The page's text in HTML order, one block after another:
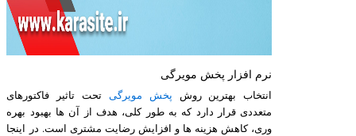
نرم افزار پخش مویرگی
انتخاب بهترین روش پخش مویرگی تحت تاثیر فاکتورهای
متعددی قرار دارد که به طور کلی، هدف از آن ها بهبود بهره
وری، کاهش هزینه ها و افزایش رضایت مشتری است. در اینجا